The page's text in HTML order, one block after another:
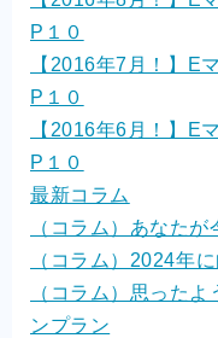
P１０
【2016年7月！】E
P１０
【2016年6月！】E
P１０
最新コラム
（コラム）あなた
（コラム）2024年
（コラム）思った
ンプラン